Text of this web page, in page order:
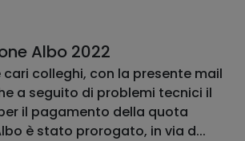
Albo 2022
con la presente mail
a seguito di problemi tecnici il
il pagamento della quota
è stato prorogato, in via d...